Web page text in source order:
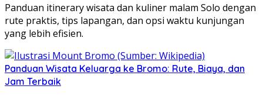
Panduan itinerary wisata dan kuliner malam Solo dengan
rute praktis, tips lapangan, dan opsi waktu kunjungan
yang lebih efisien.
Panduan Wisata Keluarga ke Bromo: Rute, Biaya, dan
Jam Terbaik